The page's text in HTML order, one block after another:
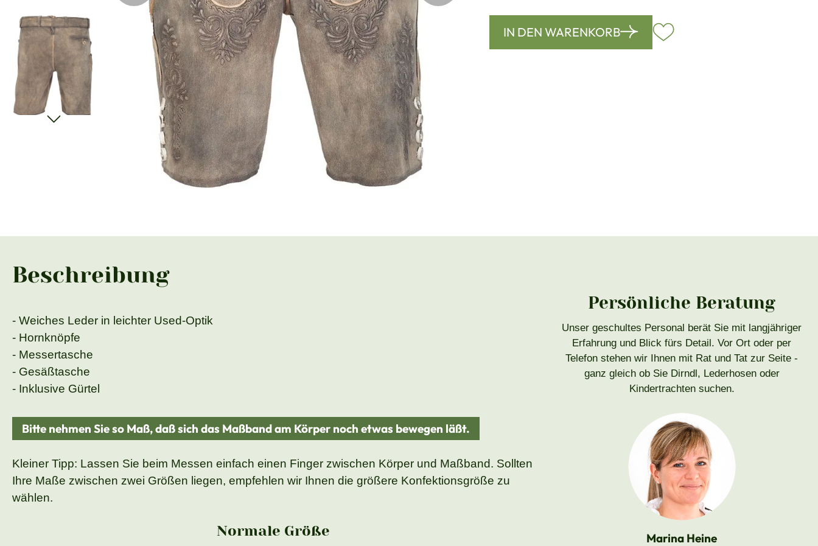
IN DEN WARENKORB
Beschreibung
- Weiches Leder in leichter Used-Optik
- Hornknöpfe
- Messertasche
- Gesäßtasche
- Inklusive Gürtel
Bitte nehmen Sie so Maß, daß sich das Maßband am Körper noch etwas bewegen läßt.
Kleiner Tipp: Lassen Sie beim Messen einfach einen Finger zwischen Körper und Maßband. Sollten
Ihre Maße zwischen zwei Größen liegen, empfehlen wir Ihnen die größere Konfektionsgröße zu
wählen.
Normale Größe
Persönliche Beratung
Unser geschultes Personal berät Sie mit langjähriger
Erfahrung und Blick fürs Detail. Vor Ort oder per
Telefon stehen wir Ihnen mit Rat und Tat zur Seite -
ganz gleich ob Sie Dirndl, Lederhosen oder
Kindertrachten suchen.
Marina Heine